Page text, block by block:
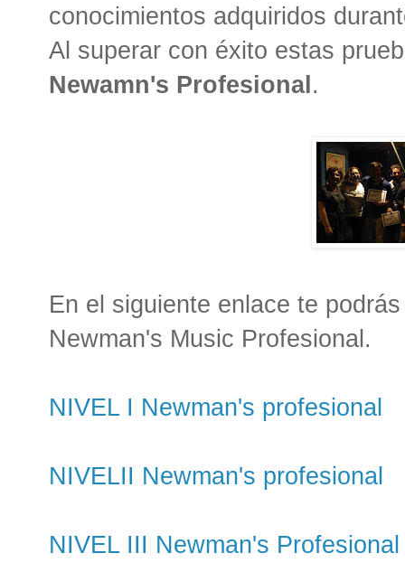
conocimientos adquiridos
Al superar con éxito estas
Newamn's Profesional.
En el siguiente enlace te
Newman's Music Profesional.
NIVEL I Newman's profesional
NIVELII Newman's profesional
NIVEL III Newman's Profesional